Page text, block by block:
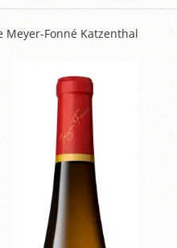
Meyer-Fonné Katzenthal